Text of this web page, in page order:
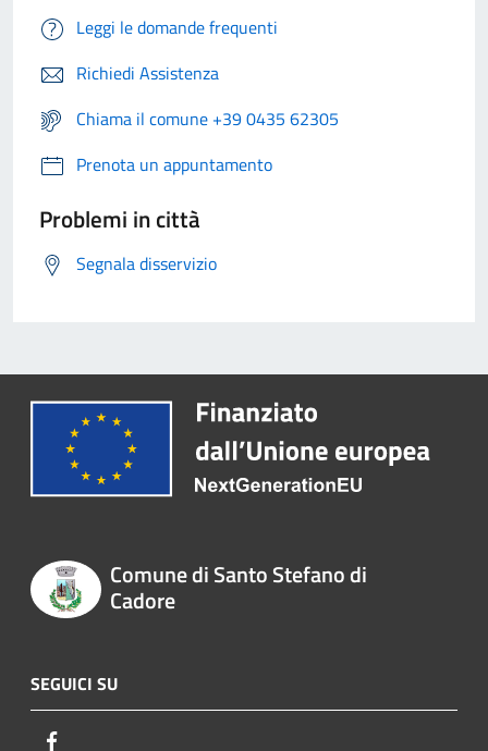
Leggi le domande frequenti
Richiedi Assistenza
Chiama il comune +39 0435 62305
Prenota un appuntamento
Problemi in città
Segnala disservizio
Comune di Santo Stefano di
Cadore
SEGUICI SU